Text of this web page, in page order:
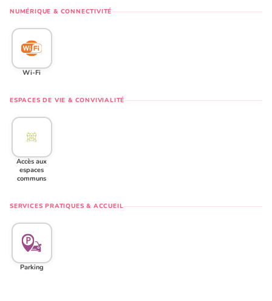
NUMÉRIQUE & CONNECTIVITÉ
Wi-Fi
ESPACES DE VIE & CONVIVIALITÉ
Accès aux
espaces
communs
SERVICES PRATIQUES & ACCUEIL
Parking